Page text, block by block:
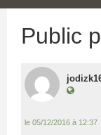
INFORMATIQUE
SITES INTERNET
NOS TARIFS
Public
le 05/12/2016 à 12:37